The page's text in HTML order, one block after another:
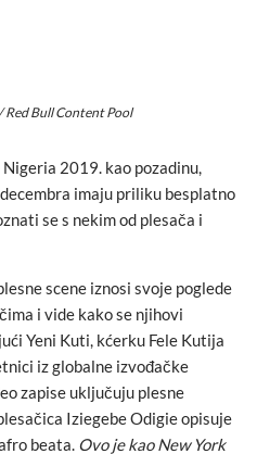
Red Bull Content Pool
2019. kao pozadinu,
imaju priliku besplatno
se s nekim od plesača i
scene iznosi svoje poglede
i vide kako se njihovi
Yeni Kuti, kćerku Fele Kutija
iz globalne izvođačke
zapise uključuju plesne
Iziegebe Odigie opisuje
beata. Ovo je kao New York